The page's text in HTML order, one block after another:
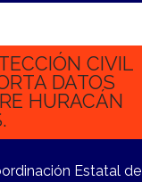
CIVIL
DATOS
HURACÁN
Estatal de